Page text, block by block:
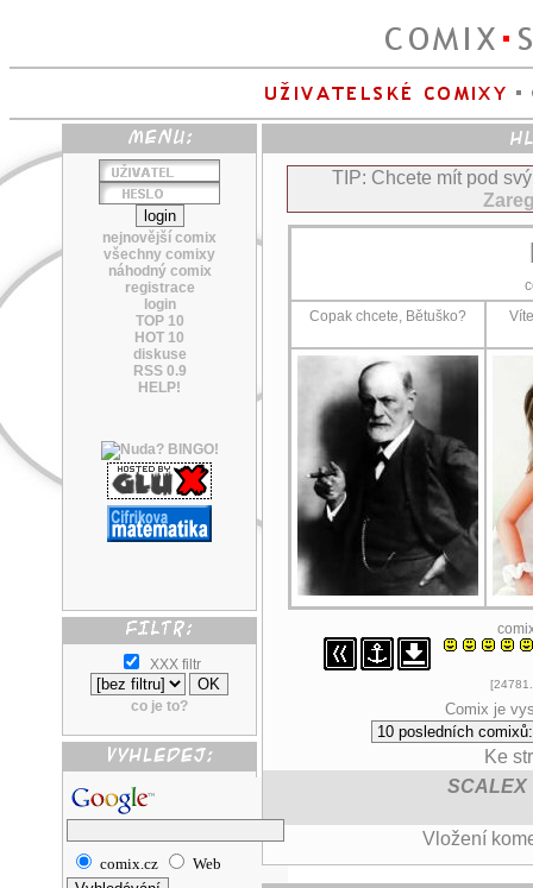
nejnovější comix
všechny comixy
náhodný comix
registrace
login
TOP 10
HOT 10
diskuse
RSS 0.9
HELP!
XXX filtr
co je to?
comix.cz Web
TIP: Chcete mít pod
Copak chcete, Bětuško?
Comix je
Ke
SCALEX
Vložení